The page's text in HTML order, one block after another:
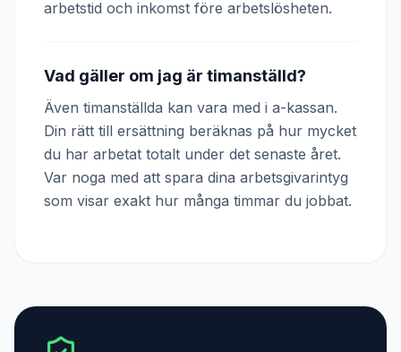
arbetstid och inkomst före arbetslösheten.
Vad gäller om jag är timanställd?
Även timanställda kan vara med i a-kassan.
Din rätt till ersättning beräknas på hur mycket
du har arbetat totalt under det senaste året.
Var noga med att spara dina arbetsgivarintyg
som visar exakt hur många timmar du jobbat.